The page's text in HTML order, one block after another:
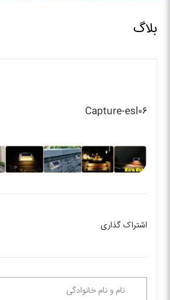
بلاگ
Capture-esl۰۶
اشتراک گذاری